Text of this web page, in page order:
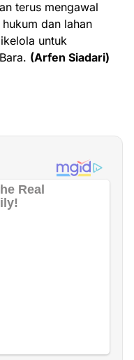
terus mengawal
dan lahan
untuk
(Arfen Siadari)